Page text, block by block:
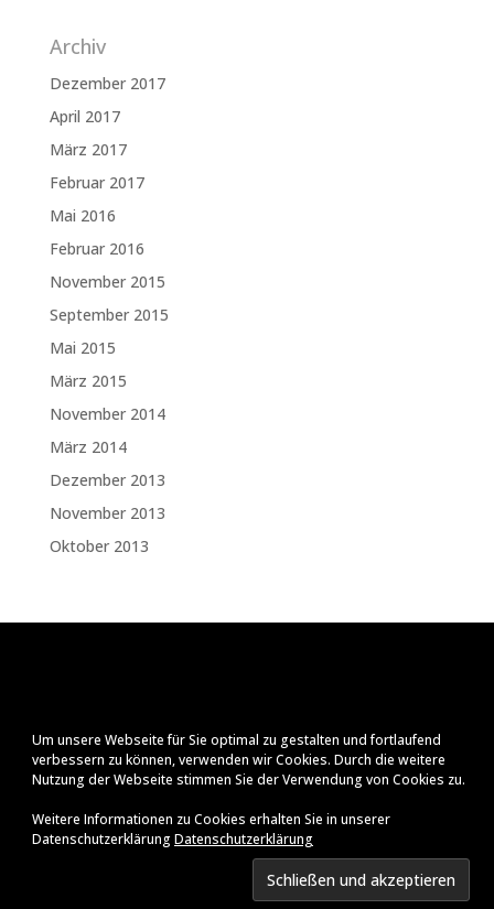
Archiv
Dezember 2017
April 2017
März 2017
Februar 2017
Mai 2016
Februar 2016
November 2015
September 2015
Mai 2015
März 2015
November 2014
März 2014
Dezember 2013
November 2013
Oktober 2013
Datenschutzerklärung
© Ralf Zenker
2026
Um unsere Webseite für Sie optimal zu gestalten und fortlaufend
verbessern zu können, verwenden wir Cookies. Durch die weitere
Nutzung der Webseite stimmen Sie der Verwendung von Cookies zu.
Weitere Informationen zu Cookies erhalten Sie in unserer
DatenschutzerklärungDatenschutzerklärung